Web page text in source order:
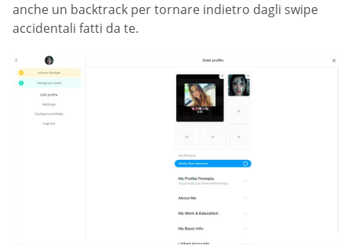
anche un backtrack per tornare indietro dagli swipe
accidentali fatti da te.